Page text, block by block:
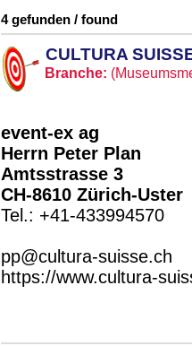
4 gefunden / found
CULTURA
Branche:
event-ex ag
Herrn Peter Plan
Amtsstrasse 3
CH-8610 Zürich-Uster
Tel.: +41-433994570
pp@cultura-suisse.ch
https://www.cultura-